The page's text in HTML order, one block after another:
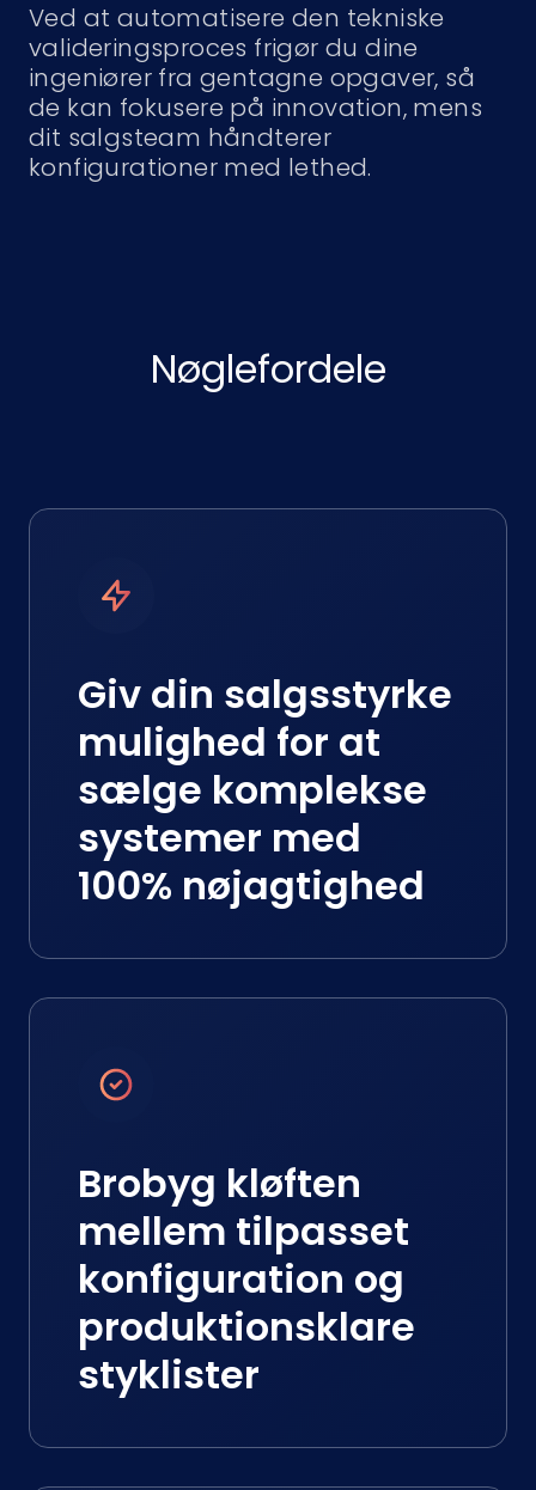
Ved at automatisere den tekniske
valideringsproces frigør du dine
ingeniører fra gentagne opgaver, så
de kan fokusere på innovation, mens
dit salgsteam håndterer
konfigurationer med lethed.
Nøglefordele
Giv din salgsstyrke
mulighed for at
sælge komplekse
systemer med
100% nøjagtighed
Brobyg kløften
mellem tilpasset
konfiguration og
produktionsklare
styklister